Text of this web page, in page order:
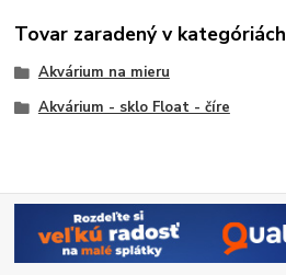
Tovar zaradený v kategóriách
Akvárium na mieru
Akvárium - sklo Float - číre